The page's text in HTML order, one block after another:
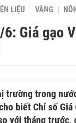
LIỆU VÀNG
Giá gạo
trường trong
biết Chỉ số Giá
với tháng